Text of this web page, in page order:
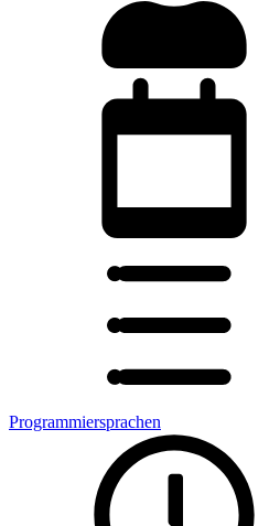
Programmiersprachen